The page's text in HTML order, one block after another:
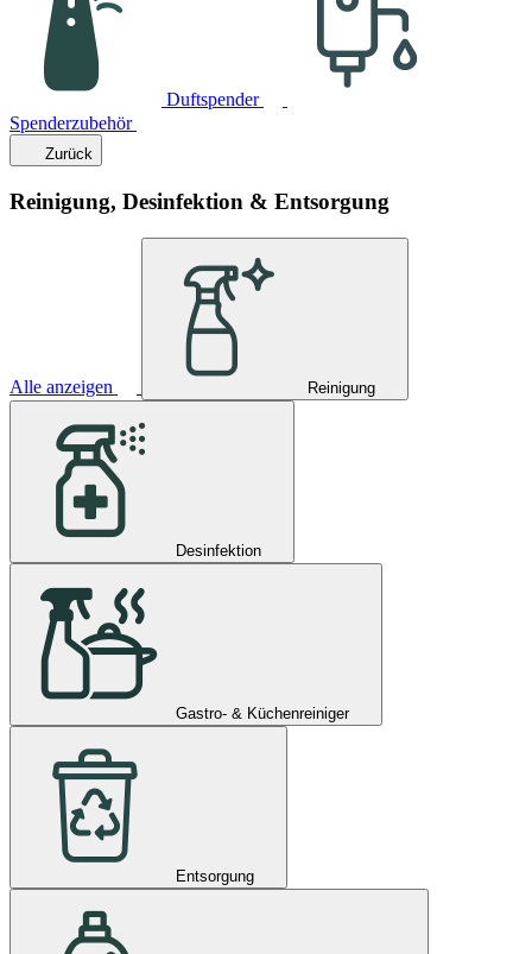
Duftspender
Spenderzubehör
Zurück
Reinigung, Desinfektion & Entsorgung
Alle anzeigen Reinigung
Desinfektion
Gastro- & Küchenreiniger
Entsorgung